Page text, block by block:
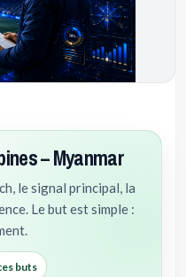
– Myanmar
le signal principal, la
Le but est simple :
buts